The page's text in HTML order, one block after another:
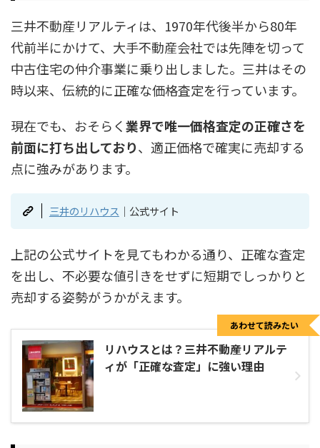
三井不動産リアルティは、1970年代後半から80年
代前半にかけて、大手不動産会社では先陣を切って
中古住宅の仲介事業に乗り出しました。三井はその
時以来、伝統的に正確な価格査定を行っています。
現在でも、おそらく業界で唯一価格査定の正確さを
前面に打ち出しており、適正価格で確実に売却する
点に強みがあります。
三井のリハウス ｜公式サイト
上記の公式サイトを見てもわかる通り、正確な査定
を出し、不必要な値引きをせずに短期でしっかりと
売却する姿勢がうかがえます。
リハウスとは？三井不動産リアルテ
ィが「正確な査定」に強い理由
あわせて読みたい